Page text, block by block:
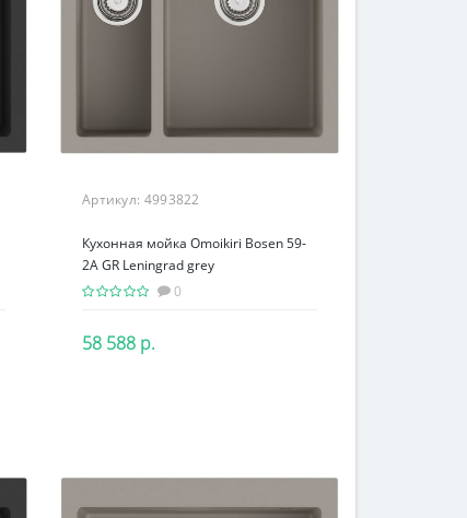
Артикул: 4993822
Кухонная мойка Omoikiri Bosen 59-
2A GR Leningrad grey
0
58 588 р.